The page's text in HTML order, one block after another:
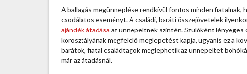
z
a
j
á
n
A ballagás megünneplése rendkívül fontos minden fiatalnak,
csodálatos eseményt. A családi, baráti összejövetelek
ajándék átadása az ünnepeltnek szintén. Szülőként lényeges
korosztályának megfelelő meglepetést kapja, ugyanis ez a
barátok, fiatal családtagok meglephetik az ünnepeltet
már az átadásnál.